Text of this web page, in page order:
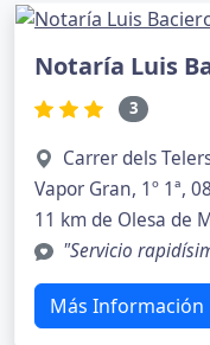
Notaría Luis
3
Carrer dels
Vapor Gran, 1º 1ª,
11 km de Olesa de
"Servicio
Más Información